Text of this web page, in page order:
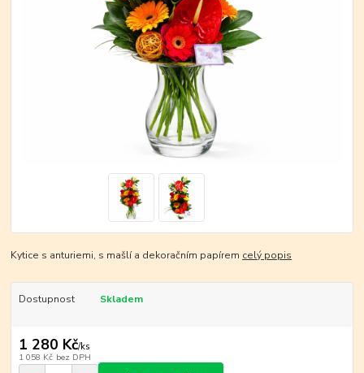
Kytice s anturiemi, s mašlí a dekoračním papírem celý popis
Dostupnost Skladem
1 280 Kč/ks
1 058 Kč bez DPH